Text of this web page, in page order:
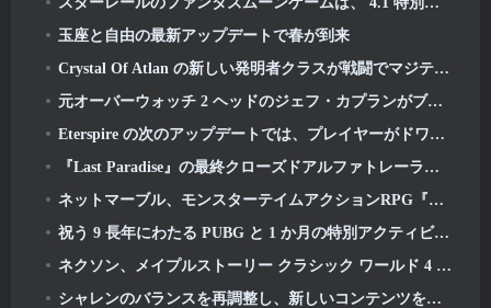
玉座と自由の最新アップデートで春が到来
Crystal Of Atlan の新しい発明者クラスが戦闘でマジテック メックを指揮する
元オーバーウォッチ 2 ヘッドのジェフ・カプランがブリザードに任せた理由を説明
Eterspire の次のアップデートでは、プレイヤーがドワーフ鉱山に送り込まれます
『Last Paradise』の最終クローズドアルファトレーラーは小さいながらも恐ろしい芸術作品です
ネットマーブル、モンスターテイムアクションRPG『Mongil』の発売日を発表: スターダイブ
祝う 9 長年にわたる PUBG と 1 か月の特別アクティビティ
ネクソン、メイプルストーリー クラシック ワールド 4 月クローズドオンラインテストの申し込みを開始
シャレンのバランスを再調整し、新しいコンテンツを導入する最初のディセンダント 3 月アップデート